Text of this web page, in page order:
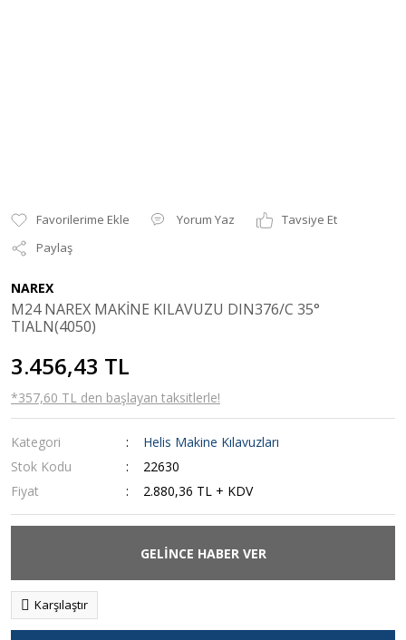
Yorum Yaz
Tavsiye Et
Paylaş
NAREX
M24 NAREX MAKİNE KILAVUZU DIN376/C 35°
TIALN(4050)
3.456,43 TL
*357,60 TL den başlayan taksitlerle!
Kategori
Helis Makine Kılavuzları
Stok Kodu
22630
Fiyat
2.880,36 TL + KDV
GELİNCE HABER VER
Karşılaştır